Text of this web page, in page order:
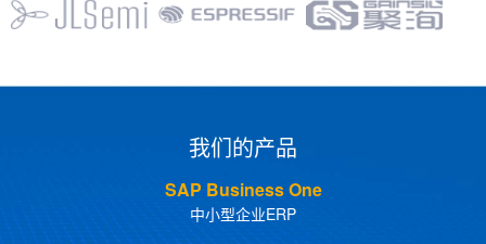
我们的产品
SAP Business One
中小型企业ERP